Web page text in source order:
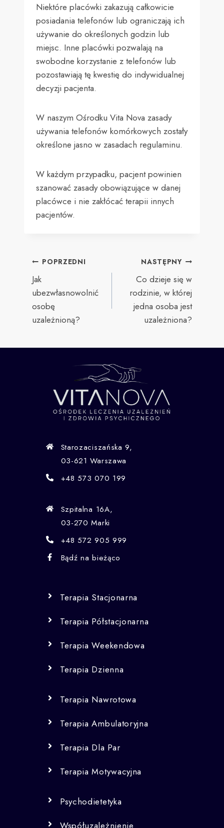
Niektóre placówki zakazują całkowicie
posiadania telefonów lub ograniczają ich
używanie do określonych godzin lub
miejsc. Inne placówki pozwalają na
swobodne korzystanie z telefonów lub
pozostawiają tę kwestię do indywidualnej
decyzji pacjenta.
W naszym Ośrodku Vita Nova zasady
używania telefonów komórkowych zostały
określone jasno w zasadach regulaminu.
W każdym przypadku, pacjent powinien
szanować zasady obowiązujące w danej
placówce i nie zakłócać terapii innych
pacjentów.
POPRZEDNI
Jak
ubezwłasnowolnić
osobę
uzależnioną?
NASTĘPNY
Co dzieje się w
rodzinie, w której
jedna osoba jest
uzależniona?
Starozaciszańska 9,
03-621 Warszawa
+48 573 070 199
Szpitalna 16A,
03-270 Marki
+48 572 905 999
Bądź na bieżąco
Terapia Stacjonarna
Terapia Półstacjonarna
Terapia Weekendowa
Terapia Dzienna
Terapia Nawrotowa
Terapia Ambulatoryjna
Terapia Dla Par
Terapia Motywacyjna
Psychodietetyka
Współuzależnienie